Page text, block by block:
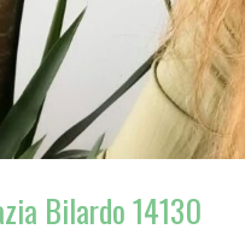
Bilardo 14130